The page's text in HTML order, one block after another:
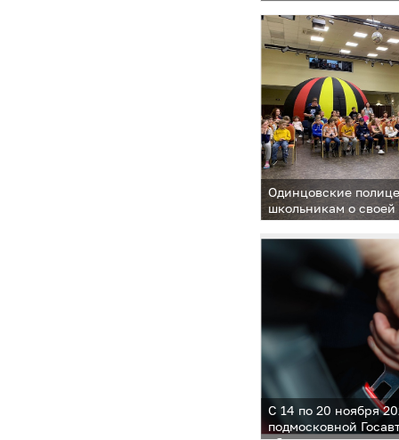
Одинцовские
школьникам о
распорядке дня,
со служебными
С 14 по 20 ноября
подмосковной